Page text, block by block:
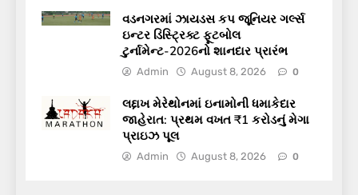
વડનગરમાં ઝાયડસ કપ જૂનિયર ગર્લ્સ
ઇન્ટર ડિસ્ટ્રિક્ટ ફૂટબોલ
ટુર્નામેન્ટ-2026નો શાનદાર પ્રારંભ
Admin August 8, 2026 0
લદ્દાખ મેરેથોનમાં ઇનામોની ધમાકેદાર
જાહેરાત: પ્રથમ વખત ₹1 કરોડનું મેગા
પ્રાઇઝ પૂલ
Admin August 8, 2026 0